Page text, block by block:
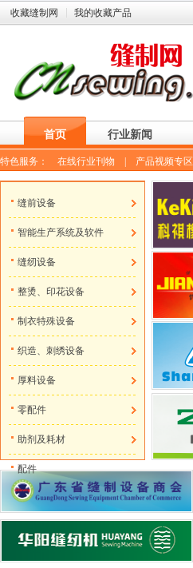
收藏缝制网 我的收藏产品
首页 行业新闻
特色服务： 在线行业刊物 产品视频专区
缝前设备
智能生产系统及软件
缝纫设备
整烫、印花设备
制衣特殊设备
织造、刺绣设备
厚料设备
零配件
助剂及耗材
配件